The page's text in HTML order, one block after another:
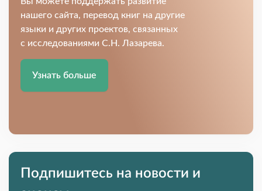
нашего сайта, перевод книг на другие
языки и других проектов, связанных
с исследованиями С.Н. Лазарева.
Узнать больше
Подпишитесь на новости и